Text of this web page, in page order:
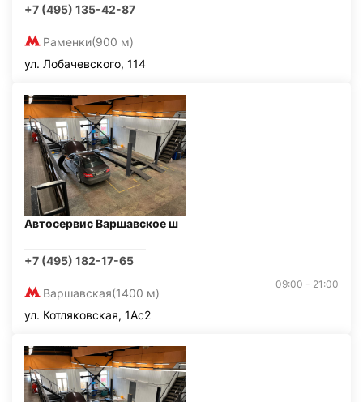
+7 (495) 135-42-87
Раменки(900 м)
ул. Лобачевского, 114
Автосервис Варшавское ш
+7 (495) 182-17-65
Варшавская(1400 м)
09:00 - 21:00
ул. Котляковская, 1Ас2